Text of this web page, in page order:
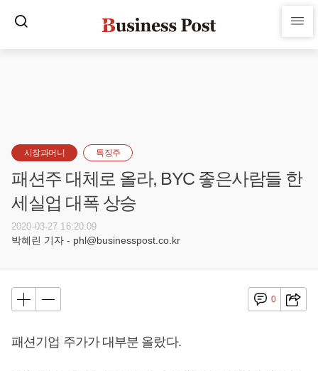
시장과머니 특징주
패션주 대체로 올라, BYC 좋은사람들 한
세실업 대폭 상승
2020-03-27 16:20:09
박혜린 기자 - phl@businesspost.co.kr
0
패션기업 주가가 대부분 올랐다.